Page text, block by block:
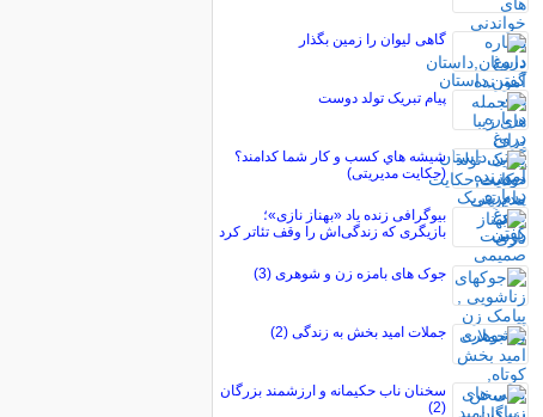
گاهی ليوان را زمين بگذار
پیام تبریک تولد دوست
شيشه هاي كسب و كار شما كدامند؟
(حکایت مدیریتی)
بیوگرافی زنده یاد «بهناز نازی»؛
بازیگری که زندگی‌اش را وقف تئاتر کرد
جوک های بامزه زن و شوهری (3)
جملات امید بخش به زندگی (2)
سخنان ناب حکیمانه و ارزشمند بزرگان
(2)